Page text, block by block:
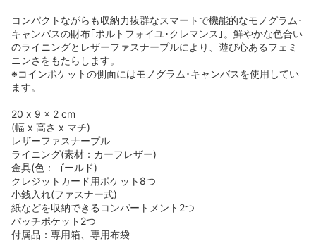
コンパクトながらも収納力抜群なスマートで機能的なモノグラム･
キャンバスの財布｢ポルトフォイユ･クレマンス｣。鮮やかな色合い
のライニングとレザーファスナープルにより、遊び心あるフェミ
ニンさをもたらします。
※コインポケットの側面にはモノグラム･キャンバスを使用してい
ます。
20 x 9 x 2 cm
(幅 x 高さ x マチ)
レザーファスナープル
ライニング(素材：カーフレザー)
金具(色：ゴールド)
クレジットカード用ポケット8つ
小銭入れ(ファスナー式)
紙などを収納できるコンパートメント2つ
パッチポケット2つ
付属品：専用箱、専用布袋